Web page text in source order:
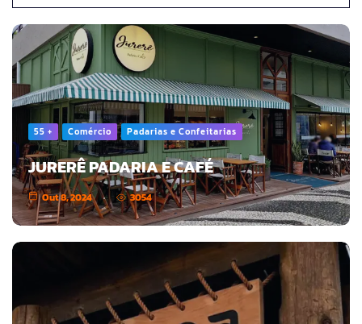
55 + Comércio Padarias e Confeitarias
JURERÊ PADARIA E CAFÉ
Out 8, 2024 3054